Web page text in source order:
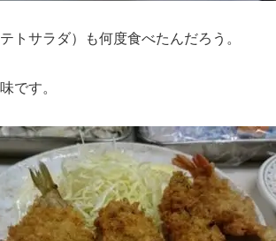
トサラダ）も何度食べたんだろう。
です。